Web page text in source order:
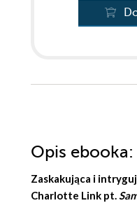
Opis ebooka
Zaskakująca i
Charlotte Link pt.